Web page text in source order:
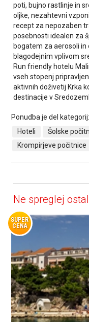
poti, bujno rastlinje in
oljke, nezahtevni
recept za nepozaben
posebnosti idealen za
bogatem za aerosoli
blagodejnim vplivom
Run friendly hotelu
vseh stopenj
aktivnih doživetij Krka
destinacije v
Ponudba je del kategorij:
Hoteli
Šolske
Krompirjeve počitnice
Ne spreglej
SUPER
CENA